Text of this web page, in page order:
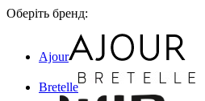
Оберіть бренд:
Ajour
Bretelle